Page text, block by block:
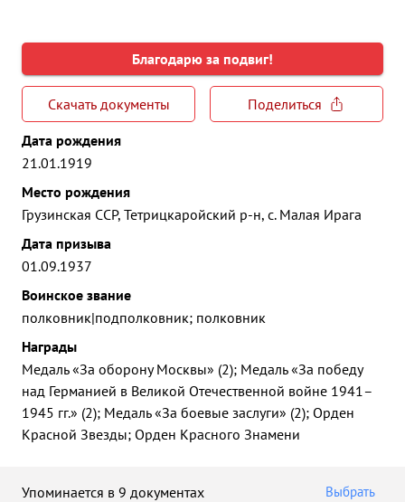
Благодарю за подвиг!
Скачать документы
Поделиться
Дата рождения
21.01.1919
Место рождения
Грузинская ССР, Тетрицкаройский р-н, с. Малая Ирага
Дата призыва
01.09.1937
Воинское звание
полковник|подполковник; полковник
Награды
Медаль «За оборону Москвы» (2); Медаль «За победу
над Германией в Великой Отечественной войне 1941–
1945 гг.» (2); Медаль «За боевые заслуги» (2); Орден
Красной Звезды; Орден Красного Знамени
Упоминается в 9 документах Выбрать